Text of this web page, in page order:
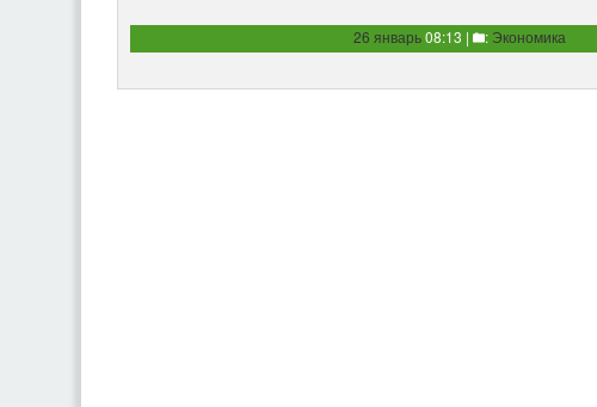
26 январь08:13 | : Экономика